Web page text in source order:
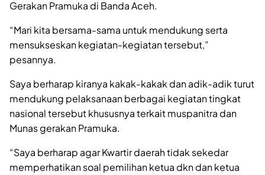
Gerakan Pramuka di Banda Aceh.
“Mari kita bersama-sama untuk mendukung serta
mensukseskan kegiatan-kegiatan tersebut,”
pesannya.
Saya berharap kiranya kakak-kakak dan adik-adik turut
mendukung pelaksanaan berbagai kegiatan tingkat
nasional tersebut khususnya terkait muspanitra dan
Munas gerakan Pramuka.
“Saya berharap agar Kwartir daerah tidak sekedar
memperhatikan soal pemilihan ketua dkn dan ketua